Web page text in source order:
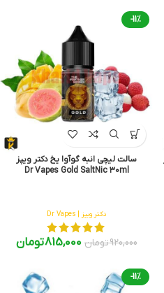
-11%
سالت لیچی انبه گوآوا یخ دکتر ویپز
Dr Vapes Gold SaltNic 30ml
دکتر ویپز | Dr Vapes
920,000تومان 815,000تومان
-11%